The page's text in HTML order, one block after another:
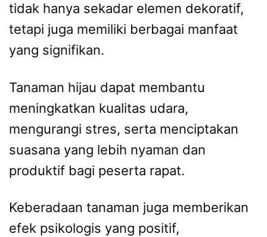
tidak hanya sekadar elemen dekoratif,
tetapi juga memiliki berbagai manfaat
yang signifikan.
Tanaman hijau dapat membantu
meningkatkan kualitas udara,
mengurangi stres, serta menciptakan
suasana yang lebih nyaman dan
produktif bagi peserta rapat.
Keberadaan tanaman juga memberikan
efek psikologis yang positif,